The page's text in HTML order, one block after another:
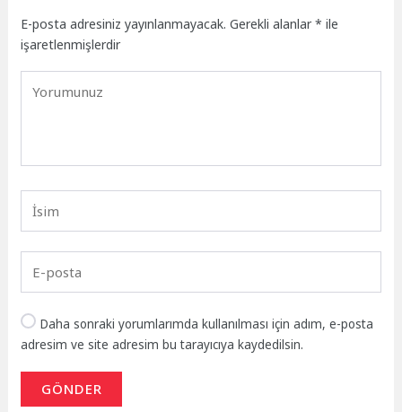
E-posta adresiniz yayınlanmayacak. Gerekli alanlar* ile
işaretlenmişlerdir
Daha sonraki yorumlarımda kullanılması için adım, e-posta
adresim ve site adresim bu tarayıcıya kaydedilsin.
GÖNDER